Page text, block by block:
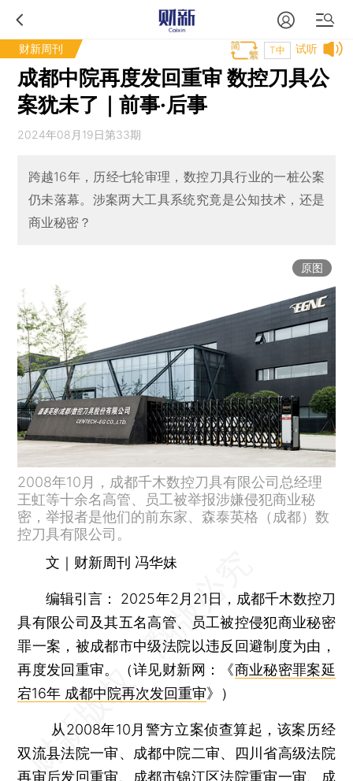
财新周刊 试听
T中
成都中院再度发回重审 数控刀具公
案犹未了｜前事·后事
2024年08月19日第33期
跨越16年，历经七轮审理，数控刀具行业的一桩公案
仍未落幕。涉案两大工具系统究竟是公知技术，还是
商业秘密？
原图
2008年10月，成都千木数控刀具有限公司总经理
王虹等十余名高管、员工被举报涉嫌侵犯商业秘
密，举报者是他们的前东家、森泰英格（成都）数
控刀具有限公司。
文｜财新周刊 冯华妹
编辑引言：
2025年2月21日，成都千木数控刀
具有限公司及其五名高管、员工被控侵犯商业秘密
罪一案，被成都市中级法院以违反回避制度为由，
再度发回重审。（详见财新网：《商业秘密罪案延
宕16年 成都中院再次发回重审》）
从2008年10月警方立案侦查算起，该案历经
双流县法院一审、成都中院二审、四川省高级法院
再审后发回重审、成都市锦江区法院重审一审、成